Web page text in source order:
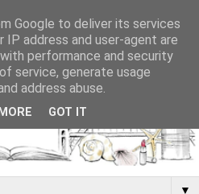
▼
Google to deliver its services
IP address and user-agent are
performance and security
service, generate usage
address abuse.
GOT IT